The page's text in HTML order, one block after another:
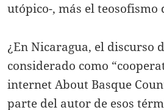
utópico-, más el teosofismo
¿En Nicaragua, el discurso
considerado como
internet About Basque
parte del autor de esos